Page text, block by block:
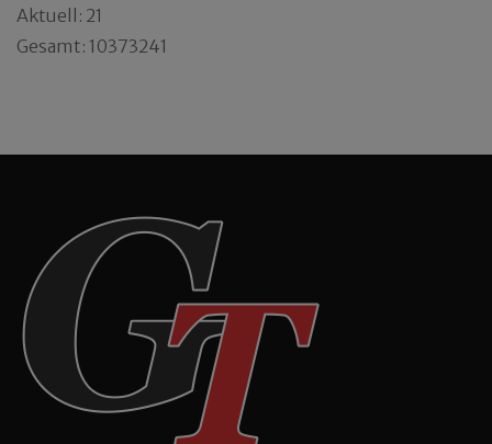
Aktuell: 21
Gesamt: 10373241